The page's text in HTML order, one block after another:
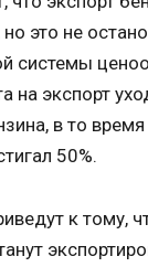
это не
системы
на экспорт
в то
50%.
к тому,